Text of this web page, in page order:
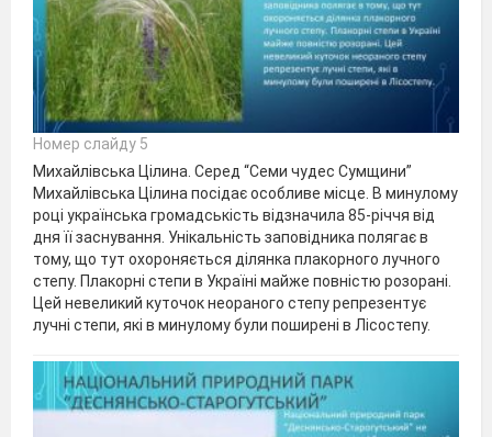
Номер слайду 5
Михайлівська Цілина. Серед “Семи чудес Сумщини”
Михайлівська Цілина посідає особливе місце. В минулому
році українська громадськість відзначила 85-річчя від
дня її заснування. Унікальність заповідника полягає в
тому, що тут охороняється ділянка плакорного лучного
степу. Плакорні степи в Україні майже повністю розорані.
Цей невеликий куточок неораного степу репрезентує
лучні степи, які в минулому були поширені в Лісостепу.